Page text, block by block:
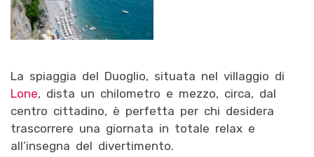
La spiaggia del Duoglio, situata nel villaggio di
Lone, dista un chilometro e mezzo, circa, dal
centro cittadino, è perfetta per chi desidera
trascorrere una giornata in totale relax e
all’insegna del divertimento.